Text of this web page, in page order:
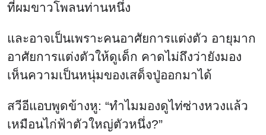
ที่ผมขาวโพลนท่านหนึ่ง
และอาจเป็นเพราะคนอาศัยการแต่งตัว อายุมาก
อาศัยการแต่งตัวให้ดูเด็ก คาดไม่ถึงว่ายังมอง
เห็นความเป็นหนุ่มของเสด็จปู่ออกมาได้
สวีอีแอบพูดข้างหู: “ทำไมมองดูไท่ซ่างหวงแล้ว
เหมือนไก่ฟ้าตัวใหญ่ตัวหนึ่ง?”